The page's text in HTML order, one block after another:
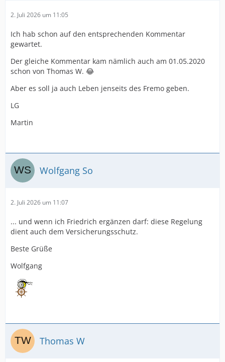
2. Juli 2026 um 11:05
Ich hab schon auf den entsprechenden Kommentar
gewartet.
Der gleiche Kommentar kam nämlich auch am 01.05.2020
schon von Thomas W. 😂
Aber es soll ja auch Leben jenseits des Fremo geben.
LG
Martin
Wolfgang So
2. Juli 2026 um 11:07
... und wenn ich Friedrich ergänzen darf: diese Regelung
dient auch dem Versicherungsschutz.
Beste Grüße
Wolfgang
Thomas W